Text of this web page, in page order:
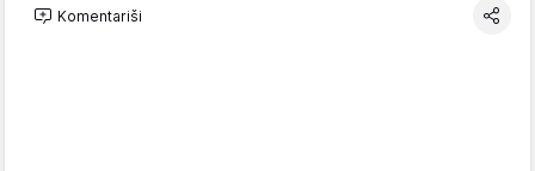
Komentariši